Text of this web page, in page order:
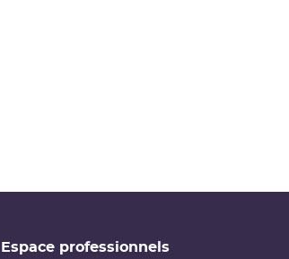
Espace professionnels